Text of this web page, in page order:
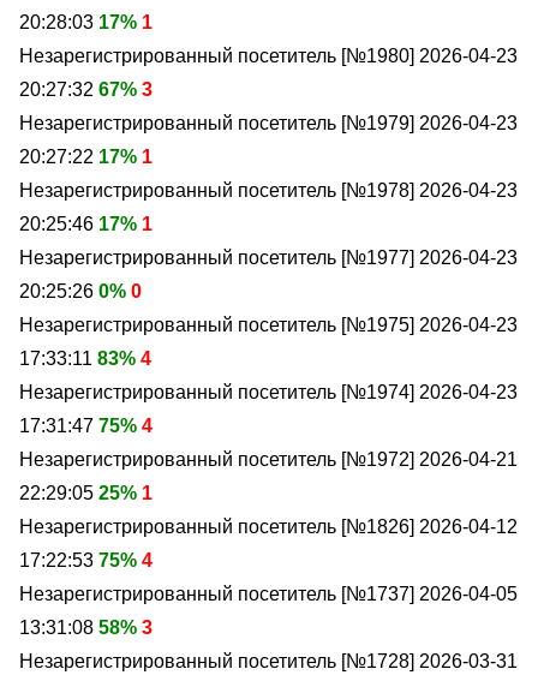
20:28:03 17% 1
Незарегистрированный посетитель [№1980] 2026-04-23
20:27:32 67% 3
Незарегистрированный посетитель [№1979] 2026-04-23
20:27:22 17% 1
Незарегистрированный посетитель [№1978] 2026-04-23
20:25:46 17% 1
Незарегистрированный посетитель [№1977] 2026-04-23
20:25:26 0% 0
Незарегистрированный посетитель [№1975] 2026-04-23
17:33:11 83% 4
Незарегистрированный посетитель [№1974] 2026-04-23
17:31:47 75% 4
Незарегистрированный посетитель [№1972] 2026-04-21
22:29:05 25% 1
Незарегистрированный посетитель [№1826] 2026-04-12
17:22:53 75% 4
Незарегистрированный посетитель [№1737] 2026-04-05
13:31:08 58% 3
Незарегистрированный посетитель [№1728] 2026-03-31